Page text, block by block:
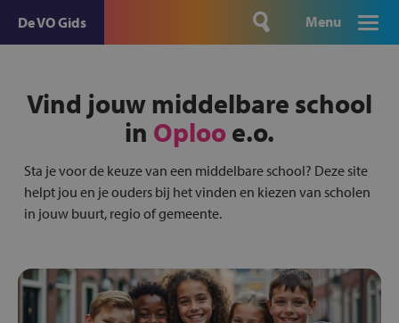
De VO Gids Menu
Vind jouw middelbare school
in Oplooe.o.
Sta je voor de keuze van een middelbare school? Deze site
helpt jou en je ouders bij het vinden en kiezen van scholen
in jouw buurt, regio of gemeente.